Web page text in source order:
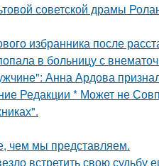
советской драмы
избранника после
в больницу с
Анна Ардова
Редакции * Может не
чем мы представляем.
встретить свою судьбу